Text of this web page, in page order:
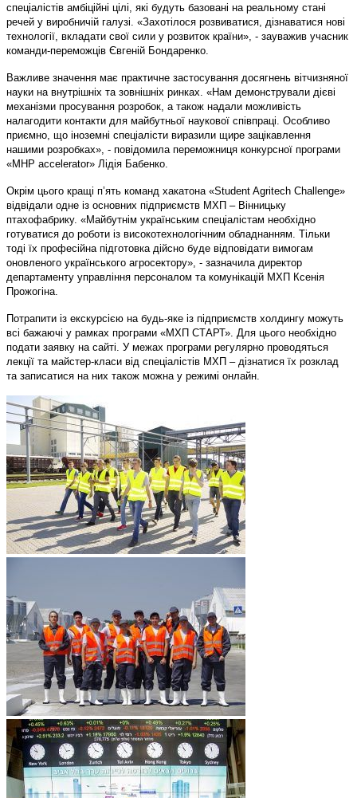
спеціалістів амбіційні цілі, які будуть базовані на реальному стані
речей у виробничій галузі. «Захотілося розвиватися, дізнаватися нові
технології, вкладати свої сили у розвиток країни», - зауважив учасник
команди-переможців Євгеній Бондаренко.
Важливе значення має практичне застосування досягнень вітчизняної
науки на внутрішніх та зовнішніх ринках. «Нам демонстрували дієві
механізми просування розробок, а також надали можливість
налагодити контакти для майбутньої наукової співпраці. Особливо
приємно, що іноземні спеціалісти виразили щире зацікавлення
нашими розробках», - повідомила переможниця конкурсної програми
«MHP accelerator» Лідія Бабенко.
Окрім цього кращі п’ять команд хакатона «Student Agritech Challenge»
відвідали одне із основних підприємств МХП – Вінницьку
птахофабрику. «Майбутнім українським спеціалістам необхідно
готуватися до роботи із високотехнологічним обладнанням. Тільки
тоді їх професійна підготовка дійсно буде відповідати вимогам
оновленого українського агросектору», - зазначила директор
департаменту управління персоналом та комунікацій МХП Ксенія
Прожогіна.
Потрапити із екскурсією на будь-яке із підприємств холдингу можуть
всі бажаючі у рамках програми «МХП СТАРТ». Для цього необхідно
подати заявку на сайті. У межах програми регулярно проводяться
лекції та майстер-класи від спеціалістів МХП – дізнатися їх розклад
та записатися на них також можна у режимі онлайн.